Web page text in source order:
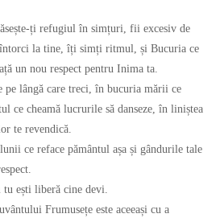
ți refugiul în simțuri, fii excesiv de
la tine, îți simți ritmul, și Bucuria ce
un nou respect pentru Inima ta.
pe lângă care treci, în bucuria mării ce
ce cheamă lucrurile să danseze, în liniștea
te revendică.
ce reface pământul așa și gândurile tale
tu ești liberă cine devi.
Frumusețe este aceeași cu a